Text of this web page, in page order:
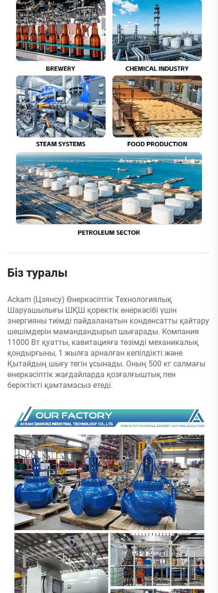
Біз туралы
Ackam (Цзянсу) Өнеркәсіптік Технологиялық
Шаруашылығы ШҚШ қоректік өнеркәсібі үшін
энергияны тиімді пайдаланатын конденсатты қайтару
шешімдерін мамандандырып шығарады. Компания
11000 Вт қуатты, кавитацияға төзімді механикалық
қондырғыны, 1 жылға арналған кепілдікті және
Қытайдың шығу тегін ұсынады. Оның 500 кг салмағы
өнеркәсіптік жағдайларда қозғалғыштық пен
беріктікті қамтамасыз етеді.